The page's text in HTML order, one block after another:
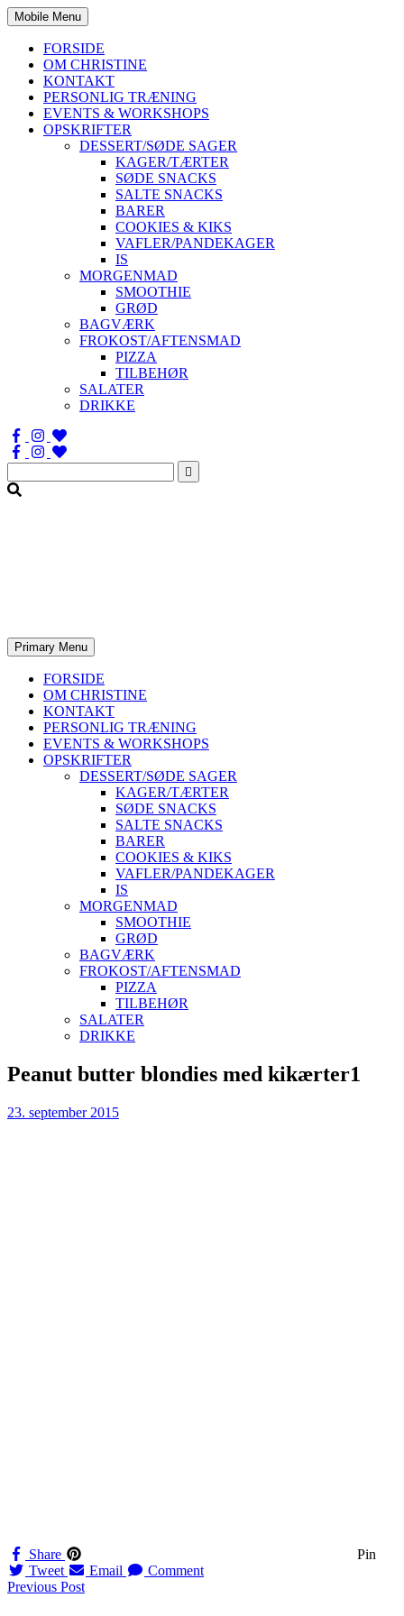
Mobile Menu
FORSIDE
OM CHRISTINE
KONTAKT
PERSONLIG TRÆNING
EVENTS & WORKSHOPS
OPSKRIFTER
DESSERT/SØDE SAGER
KAGER/TÆRTER
SØDE SNACKS
SALTE SNACKS
BARER
COOKIES & KIKS
VAFLER/PANDEKAGER
IS
MORGENMAD
SMOOTHIE
GRØD
BAGVÆRK
FROKOST/AFTENSMAD
PIZZA
TILBEHØR
SALATER
DRIKKE
Søg
efter:
Primary Menu
FORSIDE
OM CHRISTINE
KONTAKT
PERSONLIG TRÆNING
EVENTS & WORKSHOPS
OPSKRIFTER
DESSERT/SØDE SAGER
KAGER/TÆRTER
SØDE SNACKS
SALTE SNACKS
BARER
COOKIES & KIKS
VAFLER/PANDEKAGER
IS
MORGENMAD
SMOOTHIE
GRØD
BAGVÆRK
FROKOST/AFTENSMAD
PIZZA
TILBEHØR
SALATER
DRIKKE
Skip
to
Peanut butter blondies med kikærter1
23. september 2015
Share
Pin
Tweet
Email Comment
Navigation
Previous Post